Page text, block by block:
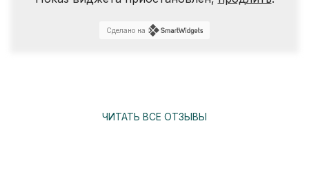
Сделано на
ЧИТАТЬ ВСЕ ОТЗЫВЫ